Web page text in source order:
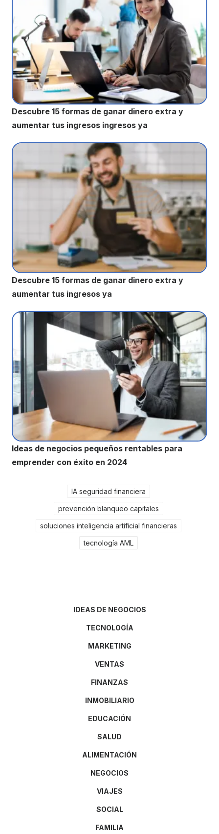
Descubre 15 formas de ganar dinero extra y
aumentar tus ingresos ingresos ya
Descubre 15 formas de ganar dinero extra y
aumentar tus ingresos ya
Ideas de negocios pequeños rentables para
emprender con éxito en 2024
IA seguridad financiera
prevención blanqueo capitales
soluciones inteligencia artificial financieras
tecnología AML
IDEAS DE NEGOCIOS
TECNOLOGÍA
MARKETING
VENTAS
FINANZAS
INMOBILIARIO
EDUCACIÓN
SALUD
ALIMENTACIÓN
NEGOCIOS
VIAJES
SOCIAL
FAMILIA